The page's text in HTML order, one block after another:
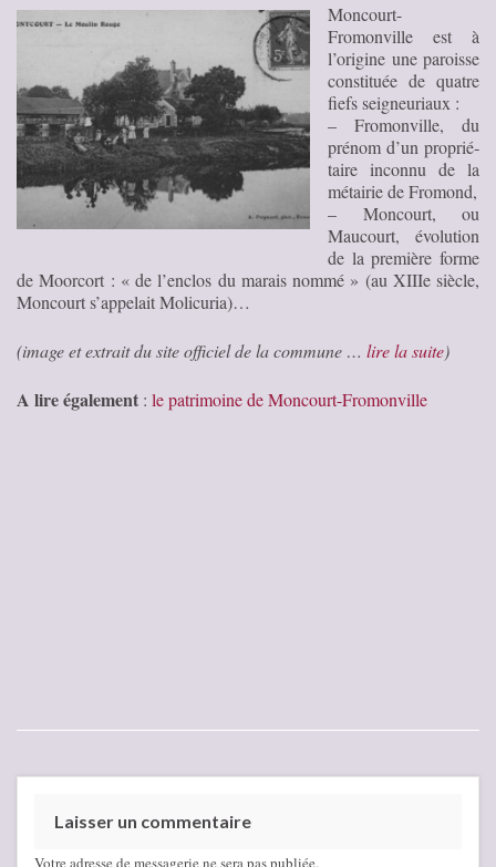
Moncourt-
Fromonville est à
l’origine une paroisse
consti­tuée de quatre
fiefs seigneuriaux :
– Fromonville, du
pré­nom d’un pro­prié­
taire inconnu de la
métai­rie de Fromond,
– Moncourt, ou
Maucourt, évo­lu­tion
de la pre­mière forme
de Moorcort : « de l’enclos du marais nommé » (au XIIIe siècle,
Moncourt s’appelait Molicuria)…
(image et extrait du site officiel de la commune … lire la suite)
A lire également : le patrimoine de Moncourt-Fromonville
Laisser un commentaire
Votre adresse de messagerie ne sera pas publiée.